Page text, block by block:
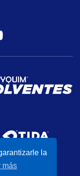
la
más